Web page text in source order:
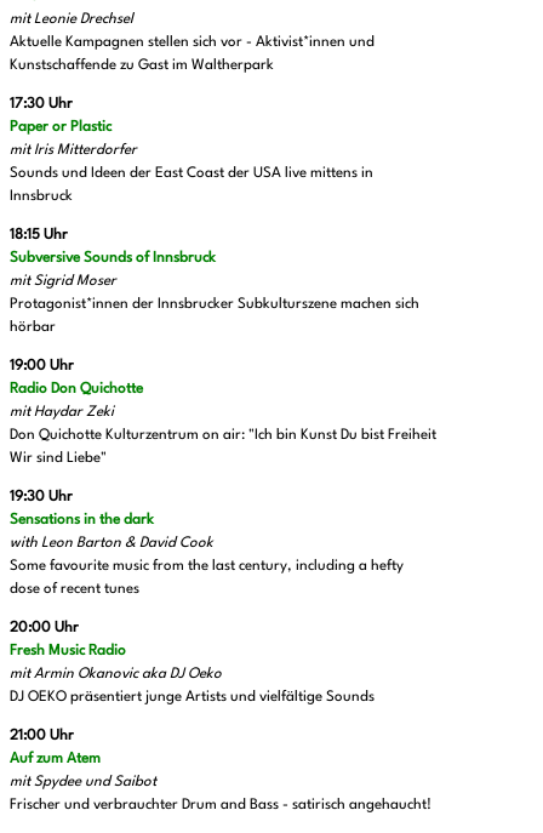
mit Leonie Drechsel
Aktuelle Kampagnen stellen sich vor - Aktivist*innen und
Kunstschaffende zu Gast im Waltherpark
17:30 Uhr
Paper or Plastic
mit Iris Mitterdorfer
Sounds und Ideen der East Coast der USA live mittens in
Innsbruck
18:15 Uhr
Subversive Sounds of Innsbruck
mit Sigrid Moser
Protagonist*innen der Innsbrucker Subkulturszene machen sich
hörbar
19:00 Uhr
Radio Don Quichotte
mit Haydar Zeki
Don Quichotte Kulturzentrum on air: "Ich bin Kunst Du bist Freiheit
Wir sind Liebe"
19:30 Uhr
Sensations in the dark
with Leon Barton & David Cook
Some favourite music from the last century, including a hefty
dose of recent tunes
20:00 Uhr
Fresh Music Radio
mit Armin Okanovic aka DJ Oeko
DJ OEKO präsentiert junge Artists und vielfältige Sounds
21:00 Uhr
Auf zum Atem
mit Spydee und Saibot
Frischer und verbrauchter Drum and Bass - satirisch angehaucht!